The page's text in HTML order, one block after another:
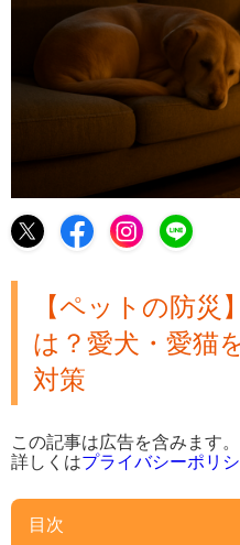
【ペットの防災
は？愛犬・愛猫
対策
この記事は広告を含みます。
詳しくはプライバシーポリ
目次